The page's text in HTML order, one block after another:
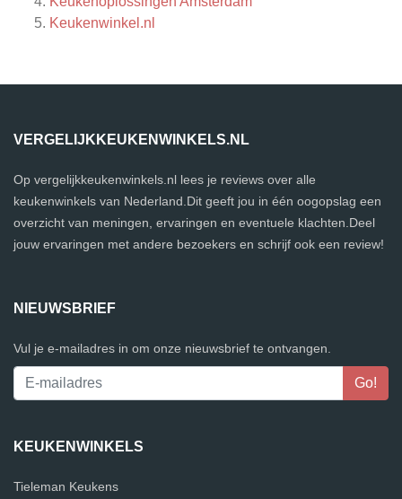
Keukenwinkel.nl
VERGELIJKKEUKENWINKELS.NL
Op vergelijkkeukenwinkels.nl lees je reviews over alle
keukenwinkels van Nederland.Dit geeft jou in één oogopslag een
overzicht van meningen, ervaringen en eventuele klachten.Deel
jouw ervaringen met andere bezoekers en schrijf ook een review!
NIEUWSBRIEF
Vul je e-mailadres in om onze nieuwsbrief te ontvangen.
KEUKENWINKELS
Tieleman Keukens